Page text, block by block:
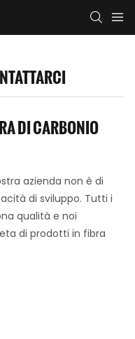
DI CARBONIO
azienda non è di
di sviluppo. Tutti i
qualità e noi
di prodotti in fibra